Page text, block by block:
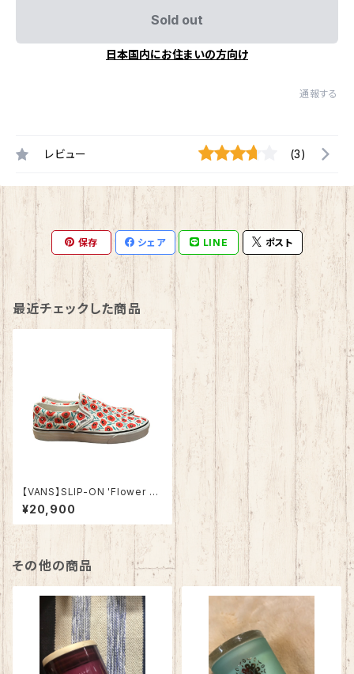
Sold out
日本国内にお住まいの方向け
通報する
レビュー (3)
保存 シェア LINE ポスト
最近チェックした商品
【VANS】SLIP-ON 'Flower W
hite / Red' US9.0
¥20,900
その他の商品